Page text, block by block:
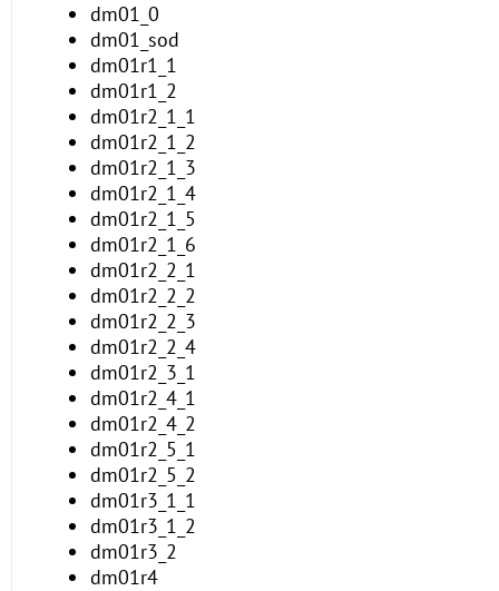
dm01_0
dm01_sod
dm01r1_1
dm01r1_2
dm01r2_1_1
dm01r2_1_2
dm01r2_1_3
dm01r2_1_4
dm01r2_1_5
dm01r2_1_6
dm01r2_2_1
dm01r2_2_2
dm01r2_2_3
dm01r2_2_4
dm01r2_3_1
dm01r2_4_1
dm01r2_4_2
dm01r2_5_1
dm01r2_5_2
dm01r3_1_1
dm01r3_1_2
dm01r3_2
dm01r4